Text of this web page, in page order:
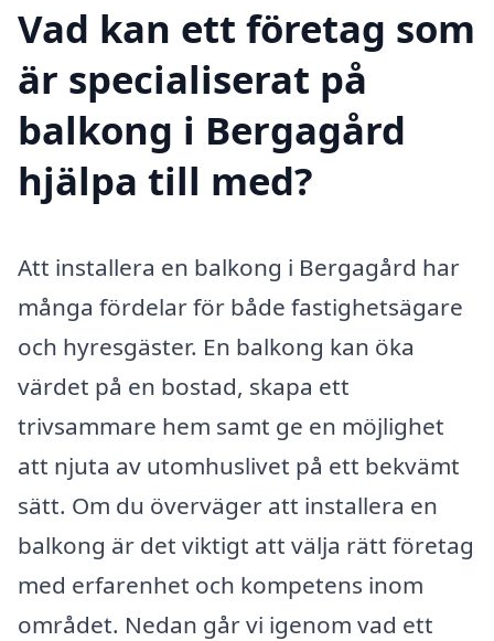
Vad kan ett företag som
är specialiserat på
balkong i Bergagård
hjälpa till med?
Att installera en balkong i Bergagård har
många fördelar för både fastighetsägare
och hyresgäster. En balkong kan öka
värdet på en bostad, skapa ett
trivsammare hem samt ge en möjlighet
att njuta av utomhuslivet på ett bekvämt
sätt. Om du överväger att installera en
balkong är det viktigt att välja rätt företag
med erfarenhet och kompetens inom
området. Nedan går vi igenom vad ett